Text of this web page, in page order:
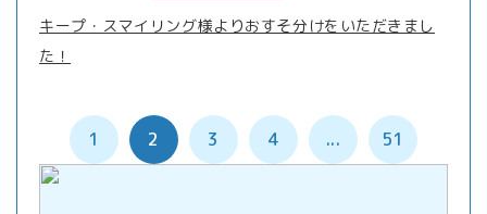
キープ・スマイリング様よりおすそ分けをいただきまし
た！
1 2 3 4 ... 51